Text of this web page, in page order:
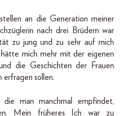
an die Generation meiner
nach drei Brüdern war
zu jung und zu sehr auf mich
mich mehr mit der eigenen
die Geschichten der Frauen
erfragen sollen.
man manchmal empfindet,
Mein früheres Ich war zu